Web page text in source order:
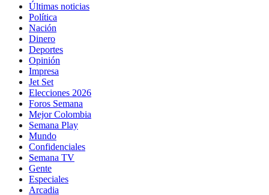
Últimas noticias
Política
Nación
Dinero
Deportes
Opinión
Impresa
Jet Set
Elecciones 2026
Foros Semana
Mejor Colombia
Semana Play
Mundo
Confidenciales
Semana TV
Gente
Especiales
Arcadia